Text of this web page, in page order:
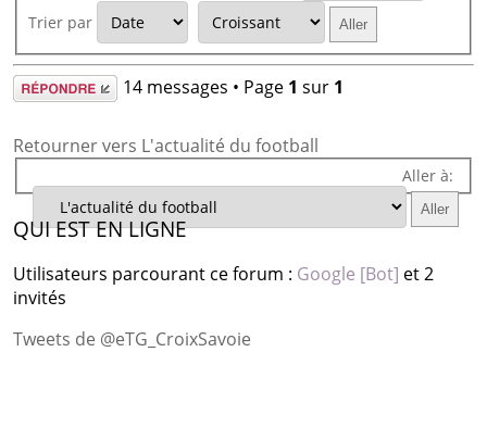
Trier par
Répondre 14 messages • Page 1 sur 1
Retourner vers L'actualité du football
Aller à:
QUI EST EN LIGNE
Utilisateurs parcourant ce forum : Google [Bot] et 2
invités
Tweets de @eTG_CroixSavoie